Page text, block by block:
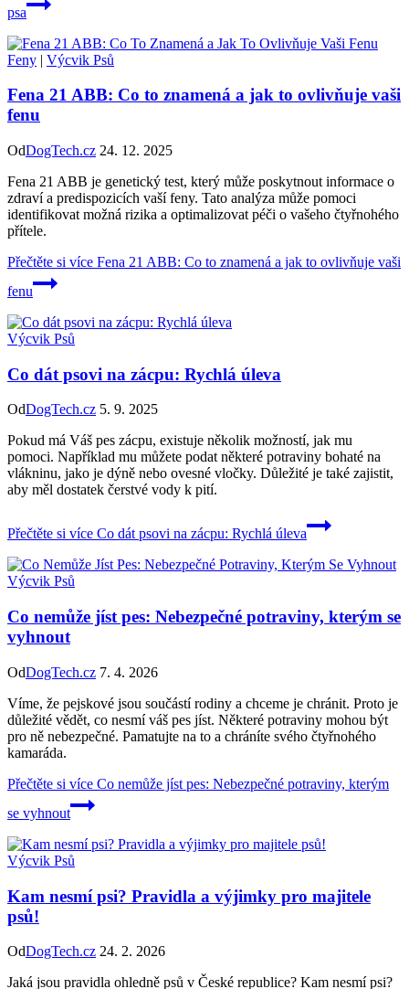
psa
Feny | Výcvik Psů
Fena 21 ABB: Co to znamená a jak to ovlivňuje vaši
fenu
OdDogTech.cz 24. 12. 2025
Fena 21 ABB je genetický test, který může poskytnout informace o
zdraví a predispozicích vaší feny. Tato analýza může pomoci
identifikovat možná rizika a optimalizovat péči o vašeho čtyřnohého
přítele.
Přečtěte si více Fena 21 ABB: Co to znamená a jak to ovlivňuje vaši
fenu
Výcvik Psů
Co dát psovi na zácpu: Rychlá úleva
OdDogTech.cz 5. 9. 2025
Pokud má Váš pes zácpu, existuje několik možností, jak mu
pomoci. Například mu můžete podat některé potraviny bohaté na
vlákninu, jako je dýně nebo ovesné vločky. Důležité je také zajistit,
aby měl dostatek čerstvé vody k pití.
Přečtěte si více Co dát psovi na zácpu: Rychlá úleva
Výcvik Psů
Co nemůže jíst pes: Nebezpečné potraviny, kterým se
vyhnout
OdDogTech.cz 7. 4. 2026
Víme, že pejskové jsou součástí rodiny a chceme je chránit. Proto je
důležité vědět, co nesmí váš pes jíst. Některé potraviny mohou být
pro ně nebezpečné. Pamatujte na to a chráníte svého čtyřnohého
kamaráda.
Přečtěte si více Co nemůže jíst pes: Nebezpečné potraviny, kterým
se vyhnout
Výcvik Psů
Kam nesmí psi? Pravidla a výjimky pro majitele
psů!
OdDogTech.cz 24. 2. 2026
Jaká jsou pravidla ohledně psů v České republice? Kam nesmí psi?